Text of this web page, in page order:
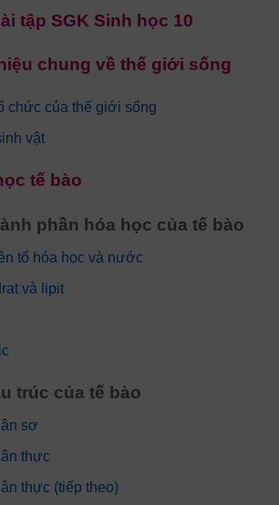
tập SGK Sinh học 10
chung về thế giới sống
chức của thế giới sống
vật
tế bào
phần hóa học của tế bào
tố hóa học và nước
và lipit
trúc của tế bào
sơ
thực
thực (tiếp theo)